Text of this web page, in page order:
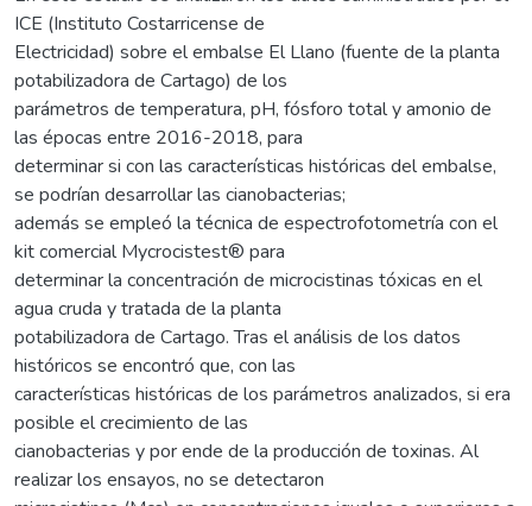
ICE (Instituto Costarricense de
Electricidad) sobre el embalse El Llano (fuente de la planta
potabilizadora de Cartago) de los
parámetros de temperatura, pH, fósforo total y amonio de
las épocas entre 2016-2018, para
determinar si con las características históricas del embalse,
se podrían desarrollar las cianobacterias;
además se empleó la técnica de espectrofotometría con el
kit comercial Mycrocistest® para
determinar la concentración de microcistinas tóxicas en el
agua cruda y tratada de la planta
potabilizadora de Cartago. Tras el análisis de los datos
históricos se encontró que, con las
características históricas de los parámetros analizados, si era
posible el crecimiento de las
cianobacterias y por ende de la producción de toxinas. Al
realizar los ensayos, no se detectaron